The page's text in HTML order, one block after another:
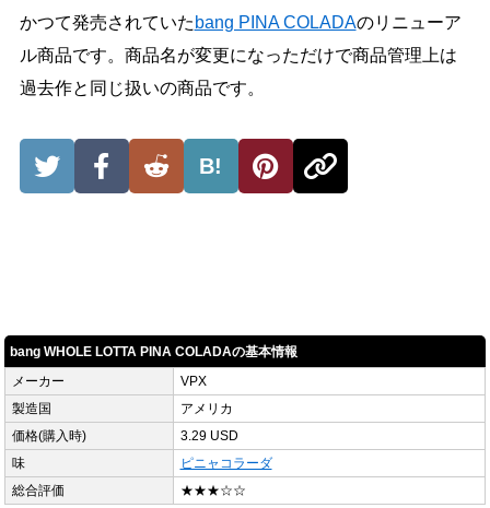
かつて発売されていた bang PINA COLADAのリニューア
ル商品です。商品名が変更になっただけで商品管理上は
過去作と同じ扱いの商品です。
B!
bang WHOLE LOTTA PINA COLADAの基本情報
メーカー
VPX
製造国
アメリカ
価格(購入時)
3.29 USD
味
ピニャコラーダ
総合評価
★★★☆☆